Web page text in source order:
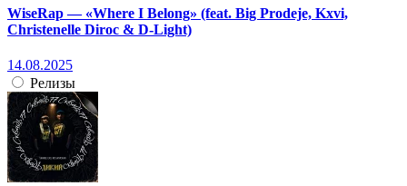
WiseRap — «Where I Belong» (feat. Big Prodeje, Kxvi,
Christenelle Diroc & D-Light)
14.08.2025
Релизы